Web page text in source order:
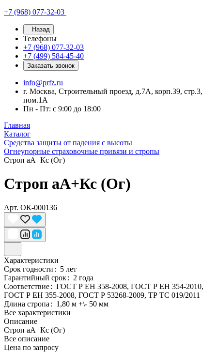
+7 (968) 077-32-03
Назад
Телефоны
+7 (968) 077-32-03
+7 (499) 584-45-40
Заказать звонок
info@prfz.ru
г. Москва, Строительный проезд, д.7А, корп.39, стр.3,
пом.1А
Пн - Пт: с 9:00 до 18:00
Главная
Каталог
Средства защиты от падения с высоты
Огнеупорные страховочные привязи и стропы
Строп аА+Кс (Ог)
Строп аА+Кс (Ог)
Арт. ОК-000136
Характеристики
Срок годности: 5 лет
Гарантийный срок: 2 года
Соответствие: ГОСТ Р ЕН 358-2008, ГОСТ Р ЕН 354-2010,
ГОСТ Р ЕН 355-2008, ГОСТ Р 53268-2009, ТР ТС 019/2011
Длина стропа: 1,80 м +\- 50 мм
Все характеристики
Описание
Строп аА+Кс (Ог)
Все описание
Цена по запросу